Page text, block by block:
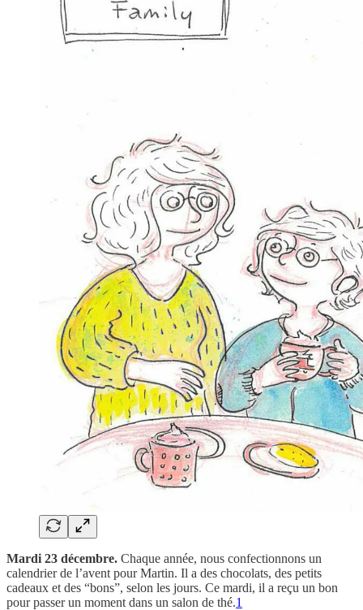
Mardi 23 décembre. Chaque année, nous confectionnons un
calendrier de l’avent pour Martin. Il a des chocolats, des petits
cadeaux et des “bons”, selon les jours. Ce mardi, il a reçu un bon
pour passer un moment dans un salon de thé.1